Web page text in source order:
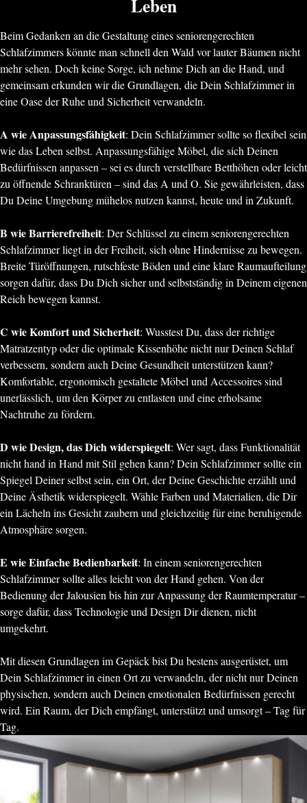
Leben
Beim Gedanken an die Gestaltung eines seniorengerechten
Schlafzimmers könnte man schnell den Wald vor lauter Bäumen nicht
mehr sehen. Doch keine Sorge, ich nehme Dich an die Hand, und
gemeinsam erkunden wir die Grundlagen, die Dein Schlafzimmer in
eine Oase der Ruhe und Sicherheit verwandeln.
A wie Anpassungsfähigkeit: Dein Schlafzimmer sollte so flexibel sein
wie das Leben selbst. Anpassungsfähige Möbel, die sich Deinen
Bedürfnissen anpassen – sei es durch verstellbare Betthöhen oder leicht
zu öffnende Schranktüren – sind das A und O. Sie gewährleisten, dass
Du Deine Umgebung mühelos nutzen kannst, heute und in Zukunft.
B wie Barrierefreiheit: Der Schlüssel zu einem seniorengerechten
Schlafzimmer liegt in der Freiheit, sich ohne Hindernisse zu bewegen.
Breite Türöffnungen, rutschfeste Böden und eine klare Raumaufteilung
sorgen dafür, dass Du Dich sicher und selbstständig in Deinem eigenen
Reich bewegen kannst.
C wie Komfort und Sicherheit: Wusstest Du, dass der richtige
Matratzentyp oder die optimale Kissenhöhe nicht nur Deinen Schlaf
verbessern, sondern auch Deine Gesundheit unterstützen kann?
Komfortable, ergonomisch gestaltete Möbel und Accessoires sind
unerlässlich, um den Körper zu entlasten und eine erholsame
Nachtruhe zu fördern.
D wie Design, das Dich widerspiegelt: Wer sagt, dass Funktionalität
nicht hand in Hand mit Stil gehen kann? Dein Schlafzimmer sollte ein
Spiegel Deiner selbst sein, ein Ort, der Deine Geschichte erzählt und
Deine Ästhetik widerspiegelt. Wähle Farben und Materialien, die Dir
ein Lächeln ins Gesicht zaubern und gleichzeitig für eine beruhigende
Atmosphäre sorgen.
E wie Einfache Bedienbarkeit: In einem seniorengerechten
Schlafzimmer sollte alles leicht von der Hand gehen. Von der
Bedienung der Jalousien bis hin zur Anpassung der Raumtemperatur –
sorge dafür, dass Technologie und Design Dir dienen, nicht
umgekehrt.
Mit diesen Grundlagen im Gepäck bist Du bestens ausgerüstet, um
Dein Schlafzimmer in einen Ort zu verwandeln, der nicht nur Deinen
physischen, sondern auch Deinen emotionalen Bedürfnissen gerecht
wird. Ein Raum, der Dich empfängt, unterstützt und umsorgt – Tag für
Tag.